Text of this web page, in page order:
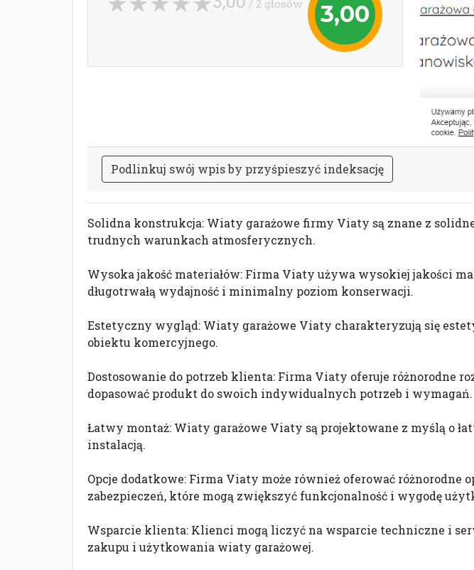
3,00
/ 2 głosów
Podlinkuj swój wpisby przyśpieszyć indeksację
Solidna konstrukcja: Wiaty garażowe firmy Viaty są znane z
trudnych warunkach atmosferycznych.
Wysoka jakość materiałów: Firma Viaty używa wysokiej jakości
długotrwałą wydajność i minimalny poziom konserwacji.
Estetyczny wygląd: Wiaty garażowe Viaty charakteryzują się
obiektu komercyjnego.
Dostosowanie do potrzeb klienta: Firma Viaty oferuje różnorodne
dopasować produkt do swoich indywidualnych potrzeb i wymagań.
Łatwy montaż: Wiaty garażowe Viaty są projektowane z myślą o
instalacją.
Opcje dodatkowe: Firma Viaty może również oferować
zabezpieczeń, które mogą zwiększyć funkcjonalność i wygodę
Wsparcie klienta: Klienci mogą liczyć na wsparcie techniczne i
zakupu i użytkowania wiaty garażowej.